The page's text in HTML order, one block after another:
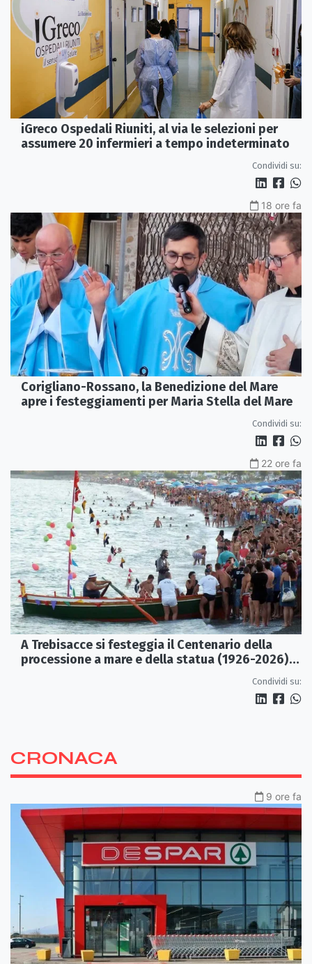
iGreco Ospedali Riuniti, al via le selezioni per
assumere 20 infermieri a tempo indeterminato
Condividi su:
18 ore fa
Corigliano-Rossano, la Benedizione del Mare
apre i festeggiamenti per Maria Stella del Mare
Condividi su:
22 ore fa
A Trebisacce si festeggia il Centenario della
processione a mare e della statua (1926-2026)
Condividi su:
CRONACA
9 ore fa